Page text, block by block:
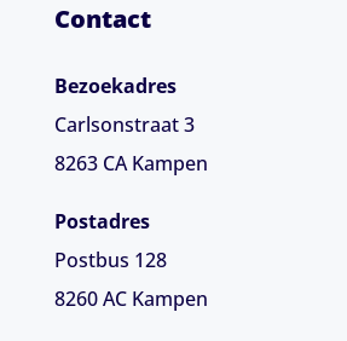
Contact
Bezoekadres
Carlsonstraat 3
8263 CA Kampen
Postadres
Postbus 128
8260 AC Kampen